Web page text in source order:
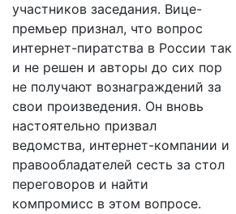
участников заседания. Вице-
премьер признал, что вопрос
интернет-пиратства в России так
и не решен и авторы до сих пор
не получают вознаграждений за
свои произведения. Он вновь
настоятельно призвал
ведомства, интернет-компании и
правообладателей сесть за стол
переговоров и найти
компромисс в этом вопросе.